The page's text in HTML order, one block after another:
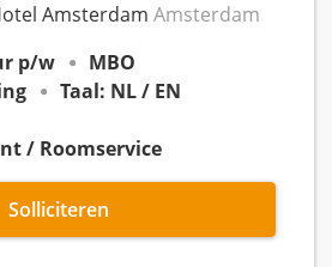
Amsterdam Amsterdam
p/w
MBO
Taal: NL / EN
/ Roomservice
Solliciteren